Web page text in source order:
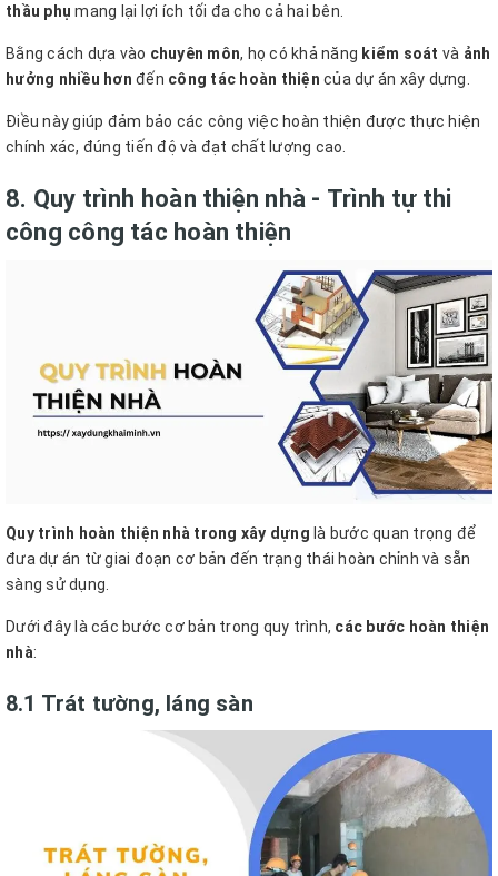
thầu phụmang lại lợi ích tối đa cho cả hai bên.
Bằng cách dựa vào chuyên môn, họ có khả năng kiểm soát và ảnh
hưởng nhiều hơn đến công tác hoàn thiện của dự án xây dựng.
Điều này giúp đảm bảo các công việc hoàn thiện được thực hiện
chính xác, đúng tiến độ và đạt chất lượng cao.
8. Quy trình hoàn thiện nhà - Trình tự thi
công công tác hoàn thiện
Quy trình hoàn thiện nhà trong xây dựng là bước quan trọng để
đưa dự án từ giai đoạn cơ bản đến trạng thái hoàn chỉnh và sẵn
sàng sử dụng.
Dưới đây là các bước cơ bản trong quy trình, các bước hoàn thiện
nhà:
8.1 Trát tường, láng sàn